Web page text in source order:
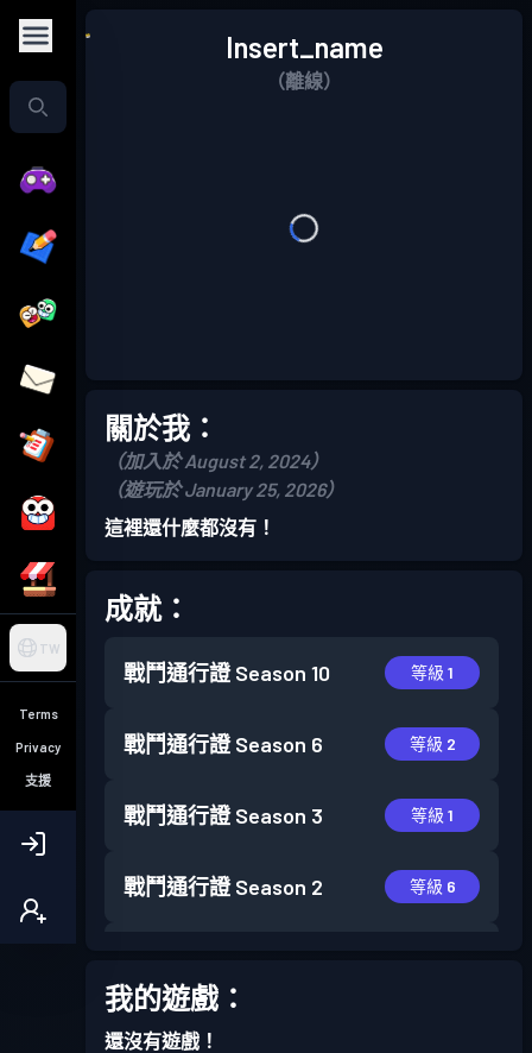
TW
Terms
Privacy
支援
Insert_name
（離線）
關於我：
（加入於 August 2, 2024）
（遊玩於 January 25, 2026）
這裡還什麼都沒有！
成就：
戰鬥通行證 Season 10 等級 1
戰鬥通行證 Season 6 等級 2
戰鬥通行證 Season 3 等級 1
戰鬥通行證 Season 2 等級 6
我的遊戲：
還沒有遊戲！